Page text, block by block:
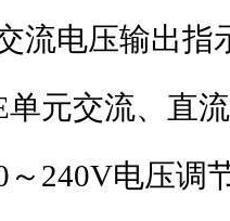
流电压输出指
单元交流、直
～ 240V电压调